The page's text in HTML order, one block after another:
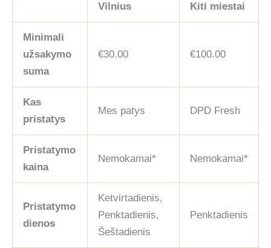
Vilnius Kiti miestai
Minimali
užsakymo
suma
€30.00 €100.00
Kas
pristatys
Mes patys DPD Fresh
Pristatymo
kaina
Nemokamai* Nemokamai*
Pristatymo
dienos
Ketvirtadienis,
Penktadienis,
Šeštadienis
Penktadienis